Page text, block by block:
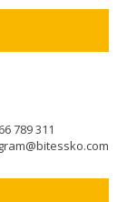
789 311